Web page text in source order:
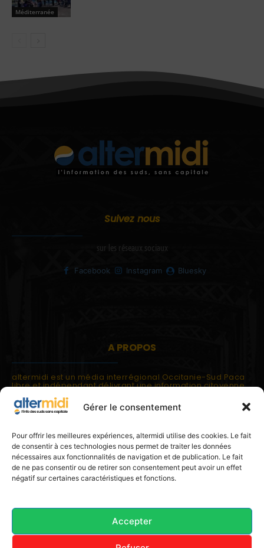
Gérer le consentement
Pour offrir les meilleures expériences, altermidi utilise des cookies. Le fait
de consentir à ces technologies nous permet de traiter les données
nécessaires aux fonctionnalités de navigation et de publication. Le fait
de ne pas consentir ou de retirer son consentement peut avoir un effet
négatif sur certaines caractéristiques et fonctions.
Accepter
Méditerranée
Suivez nous
sur les réseaux sociaux
Facebook Instagram Bluesky
A PROPOS
altermidi est un média interrégional Occitanie-Sud Paca
libre et indépendant délivrant une information citoyenne
altermidi est ouvert sur les suds, la méditerranée,
l'europe.
altermidi aborde des thématiques globales évaluées à
partir des constats de terrain ou d'analyses à l'échelon
local.
altermidi c'est l'information capitale, sans capitale.